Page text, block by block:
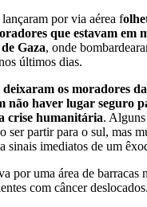
por via aérea f
que estavam em
Gaza, onde
últimos dias.
os moradores
não haver lugar seguro
crise humanitária.
ser partir para o sul, mas
sinais imediatos de um
por uma área de barracas
com câncer deslocados.